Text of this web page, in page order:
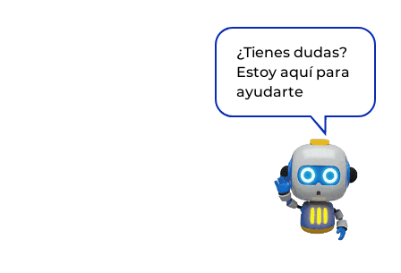
¿Tienes dudas?
Estoy aquí para
ayudarte